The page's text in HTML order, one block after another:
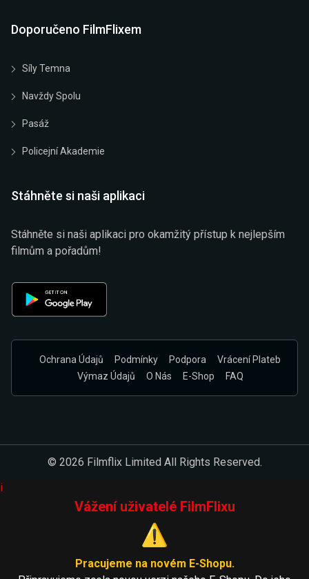
Doporučeno FilmFlixem
Síly Temna
Navždy Spolu
Pasáž
Policejní Akademie
Stáhněte si naši aplikaci
Stáhněte si naši aplikaci pro okamžitý přístup k nejlepším
filmům a pořadům!
Ochrana Údajů Podmínky Podpora
Vrácení Plateb
Výmaz Údajů
O Nás E-Shop FAQ
© 2026 Filmflix Limited All Rights Reserved.
i
Vážení uživatelé FilmFlixu
⚠️
Pracujeme na novém E-Shopu.